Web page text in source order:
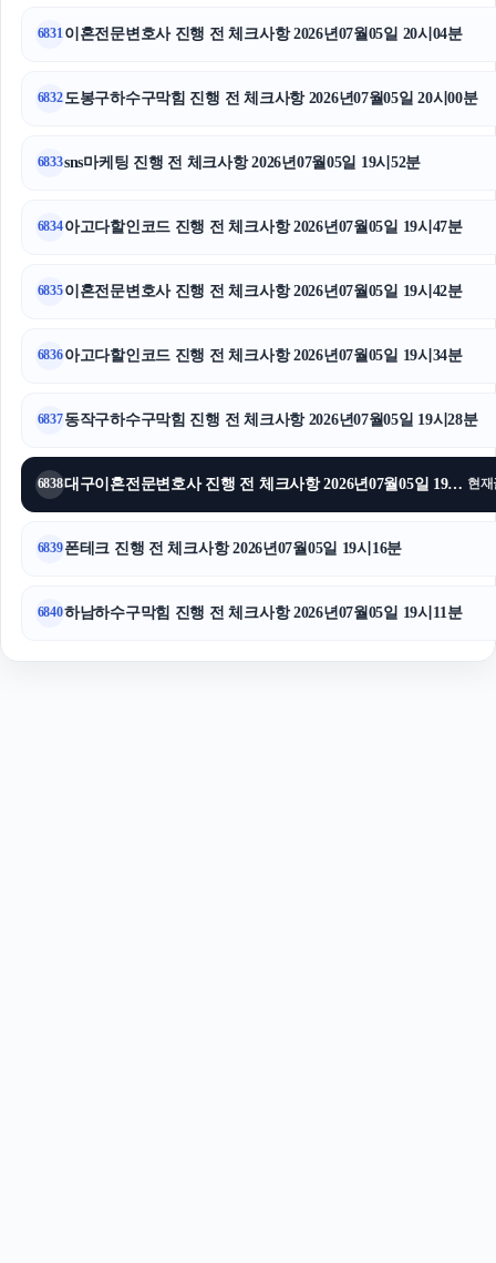
강아지보호소
울산이혼전문변호사
6831이혼전문변호사 진행 전 체크사항 2026년07월05일 20시04분
6832 도봉구하수구막힘 진행 전 체크사항 2026년07월05일 20시00분
6833sns마케팅 진행 전 체크사항 2026년07월05일 19시52분
6834아고다할인코드 진행 전 체크사항 2026년07월05일 19시47분
6835이혼전문변호사 진행 전 체크사항 2026년07월05일 19시42분
6836아고다할인코드 진행 전 체크사항 2026년07월05일 19시34분
6837동작구하수구막힘 진행 전 체크사항 2026년07월05일 19시28분
6838 대구이혼전문변호사 진행 전 체크사항 2026년07월05일 19시23분 현재
6839폰테크 진행 전 체크사항 2026년07월05일 19시16분
6840하남하수구막힘 진행 전 체크사항 2026년07월05일 19시11분